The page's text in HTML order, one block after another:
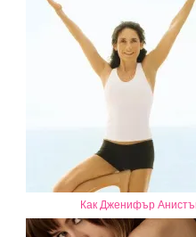
Как Дженифър